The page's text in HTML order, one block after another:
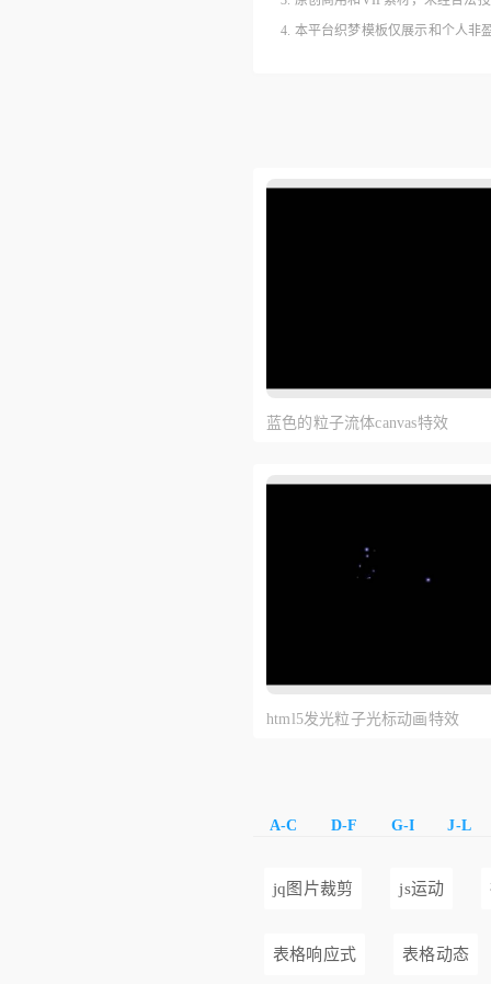
4. 本平台织梦模板仅展示和个人非
蓝色的粒子流体canvas特效
html5发光粒子光标动画特效
A-C D-F G-I J-L
jq图片裁剪 js运动
表格响应式 表格动态